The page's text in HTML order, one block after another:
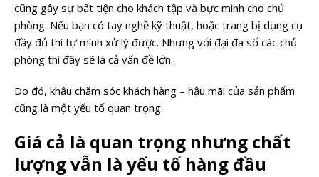
cũng gây sự bất tiện cho khách tập và bực mình cho chủ
phòng. Nếu bạn có tay nghề kỹ thuật, hoặc trang bị dụng cụ
đầy đủ thì tự mình xử lý được. Nhưng với đại đa số các chủ
phòng thì đây sẽ là cả vấn đề lớn.
Do đó, khâu chăm sóc khách hàng – hậu mãi của sản phẩm
cũng là một yếu tố quan trọng.
Giá cả là quan trọng nhưng chất
lượng vẫn là yếu tố hàng đầu